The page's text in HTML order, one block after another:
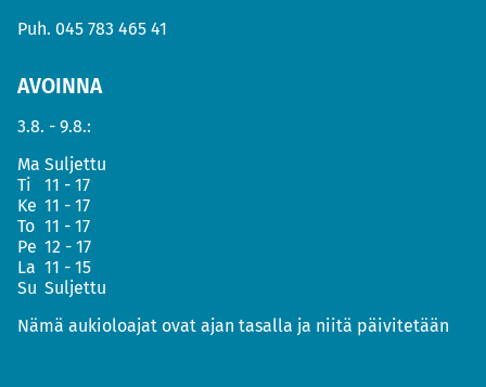
Puh. 045 783 465 41
AVOINNA
3.8. - 9.8.:
Ma Suljettu
Ti
11 - 17
Ke 11 - 17
To 11 - 17
Pe 12 - 17
La 11 - 15
Su Suljettu
Nämä aukioloajat ovat ajan tasalla ja niitä päivitetään